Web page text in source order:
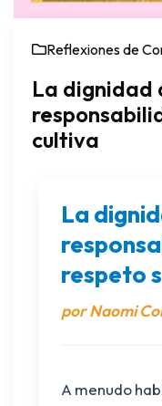
La dignidad
cultiva
Reflexiones de
La
respeto
por Naomi
A menudo